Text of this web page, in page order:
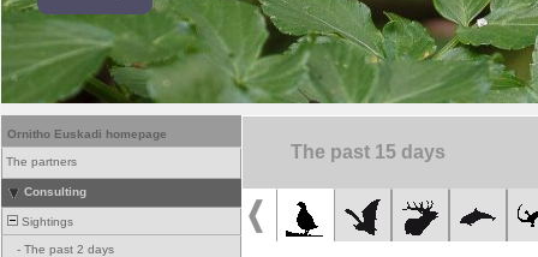
Ornitho Euskadi homepage
The partners
Consulting
Sightings
- The past 2 days
The past 15 days